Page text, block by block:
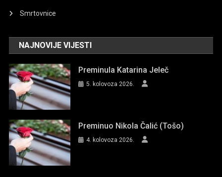
Smrtovnice
NAJNOVIJE VIJESTI
Preminula Katarina Jeleč
5. kolovoza 2026.
Preminuo Nikola Čalić (Tošo)
4. kolovoza 2026.